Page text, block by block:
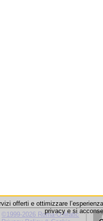
©1999-2026 Roma-O-Matic
offerti e ottimizzare
privacy e si